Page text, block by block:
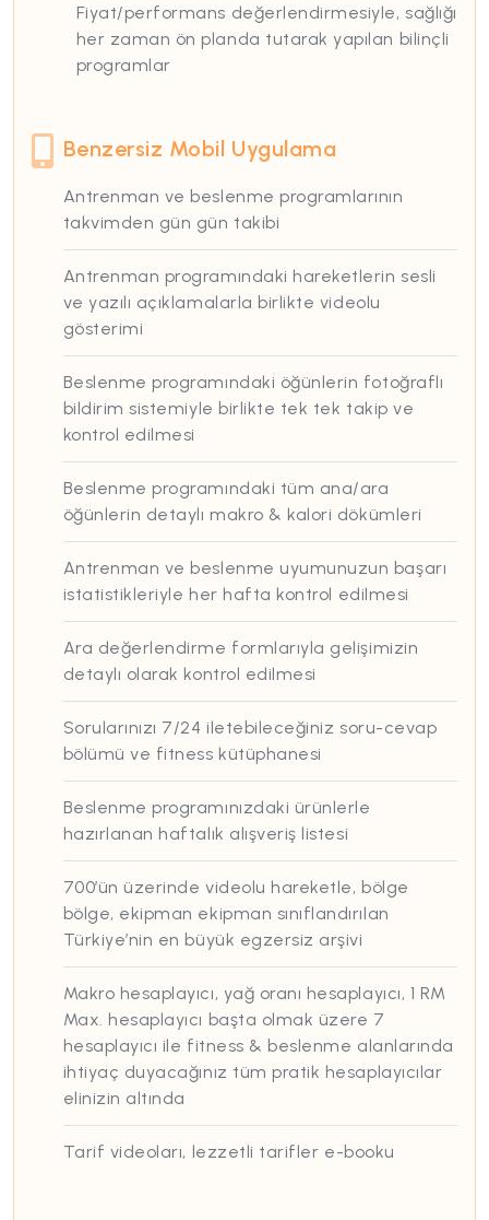
Fiyat/performans değerlendirmesiyle, sağlığı
her zaman ön planda tutarak yapılan bilinçli
programlar
Benzersiz Mobil Uygulama
Antrenman ve beslenme programlarının
takvimden gün gün takibi
Antrenman programındaki hareketlerin sesli
ve yazılı açıklamalarla birlikte videolu
gösterimi
Beslenme programındaki öğünlerin fotoğraflı
bildirim sistemiyle birlikte tek tek takip ve
kontrol edilmesi
Beslenme programındaki tüm ana/ara
öğünlerin detaylı makro & kalori dökümleri
Antrenman ve beslenme uyumunuzun başarı
istatistikleriyle her hafta kontrol edilmesi
Ara değerlendirme formlarıyla gelişimizin
detaylı olarak kontrol edilmesi
Sorularınızı 7/24 iletebileceğiniz soru-cevap
bölümü ve fitness kütüphanesi
Beslenme programınızdaki ürünlerle
hazırlanan haftalık alışveriş listesi
700’ün üzerinde videolu hareketle, bölge
bölge, ekipman ekipman sınıflandırılan
Türkiye’nin en büyük egzersiz arşivi
Makro hesaplayıcı, yağ oranı hesaplayıcı, 1 RM
Max. hesaplayıcı başta olmak üzere 7
hesaplayıcı ile fitness & beslenme alanlarında
ihtiyaç duyacağınız tüm pratik hesaplayıcılar
elinizin altında
Tarif videoları, lezzetli tarifler e-booku